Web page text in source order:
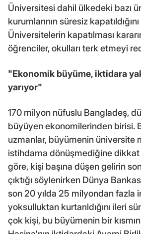
Üniversitesi dahil ülkedeki bazı
kurumlarının süresiz
Üniversitelerin kapatılması
öğrenciler, okulları terk etmeyi
"Ekonomik büyüme, iktidara
yarıyor"
170 milyon nüfuslu Bangladeş,
büyüyen ekonomilerinden birisi.
uzmanlar, büyümenin üniversite
istihdama dönüşmediğine dikkat
göre, kişi başına düşen gelirin
çıktığı söylenirken Dünya
son 20 yılda 25 milyondan fazla
yoksulluktan kurtarıldığını ileri
çok kişi, bu büyümenin bir